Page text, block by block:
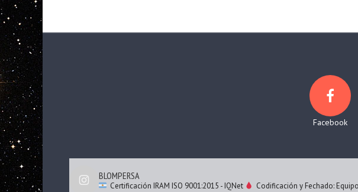
Facebook
BLOMPERSA
Certificación IRAM ISO 9001:2015 - IQNet Codificación y Fechado: